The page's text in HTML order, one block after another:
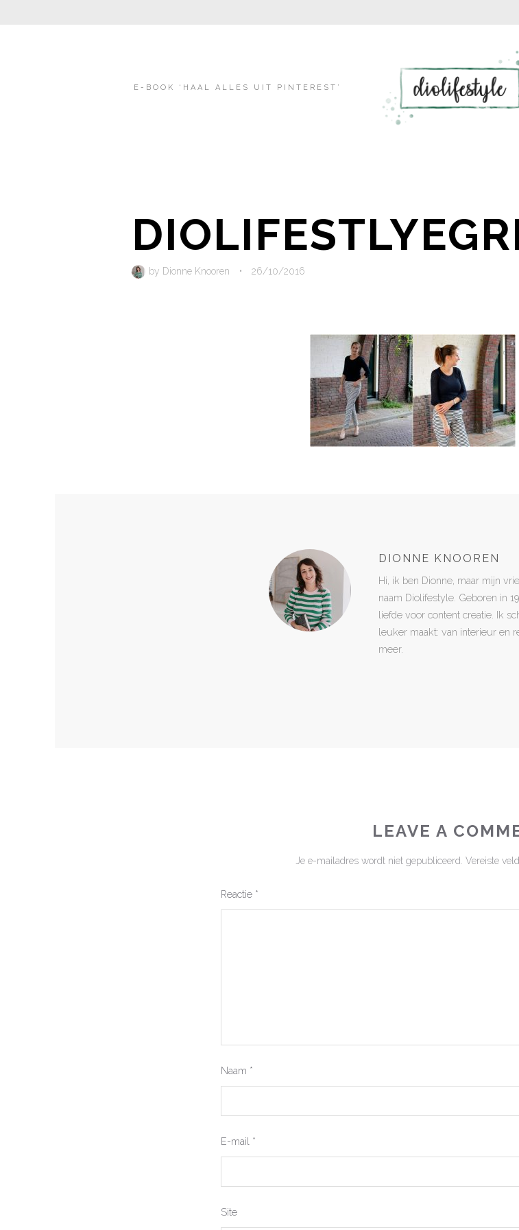
content
E-BOOK ‘HAAL ALLES UIT PINTEREST’
by Dionne Knooren • 26/10/2016
DIONNE KNOOREN
Hi, ik ben Dionne, maar mijn
naam Diolifestyle. Geboren in
liefde voor content creatie. Ik
leuker maakt: van interieur en
meer.
LEAVE A
Je e-mailadres wordt niet gepubliceerd. Vereiste
Reactie *
Naam *
E-mail *
Site